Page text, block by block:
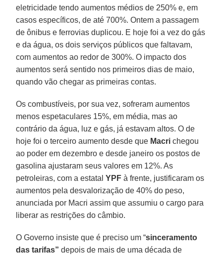
eletricidade tendo aumentos médios de 250% e, em
casos específicos, de até 700%. Ontem a passagem
de ônibus e ferrovias duplicou. E hoje foi a vez do gás
e da água, os dois serviços públicos que faltavam,
com aumentos ao redor de 300%. O impacto dos
aumentos será sentido nos primeiros dias de maio,
quando vão chegar as primeiras contas.
Os combustíveis, por sua vez, sofreram aumentos
menos espetaculares 15%, em média, mas ao
contrário da água, luz e gás, já estavam altos. O de
hoje foi o terceiro aumento desde que Macri chegou
ao poder em dezembro e desde janeiro os postos de
gasolina ajustaram seus valores em 12%. As
petroleiras, com a estatalYPF à frente, justificaram os
aumentos pela desvalorização de 40% do peso,
anunciada por Macri assim que assumiu o cargo para
liberar as restrições do câmbio.
O Governo insiste que é preciso um “sinceramento
das tarifas” depois de mais de uma década de